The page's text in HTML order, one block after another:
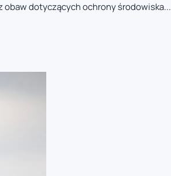
obaw dotyczących ochrony środowiska...